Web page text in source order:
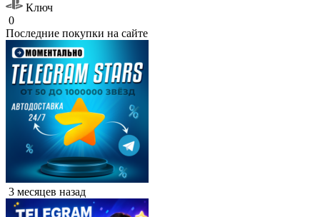
Ключ
0
Последние покупки на сайте
3 месяцев назад